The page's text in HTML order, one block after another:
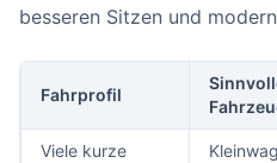
besseren Sitzen und
Fahrprofil
Viele kurze